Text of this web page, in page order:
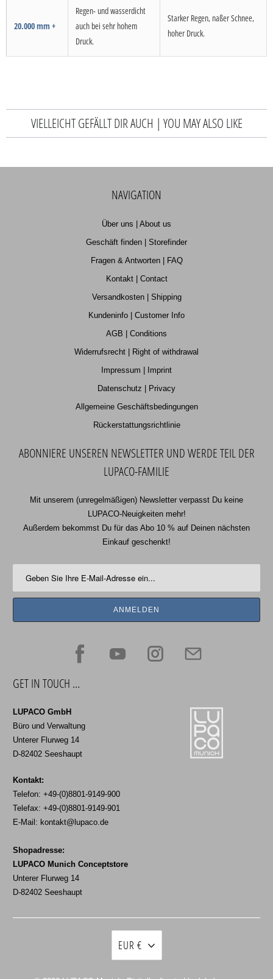
20.000 mm +
Regen- und wasserdicht
auch bei sehr hohem
Druck.
Starker Regen, naßer Schnee,
hoher Druck.
VIELLEICHT GEFÄLLT DIR AUCH | YOU MAY ALSO LIKE
NAVIGATION
Über uns | About us
Geschäft finden | Storefinder
Fragen & Antworten | FAQ
Kontakt | Contact
Versandkosten | Shipping
Kundeninfo | Customer Info
AGB | Conditions
Widerrufsrecht | Right of withdrawal
Impressum | Imprint
Datenschutz | Privacy
Allgemeine Geschäftsbedingungen
Rückerstattungsrichtlinie
ABONNIERE UNSEREN NEWSLETTER UND WERDE TEIL DER
LUPACO-FAMILIE
Mit unserem (unregelmäßigen) Newsletter verpasst Du keine
LUPACO-Neuigkeiten mehr!
Außerdem bekommst Du für das Abo 10 % auf Deinen nächsten
Einkauf geschenkt!
GET IN TOUCH …
LUPACO GmbH
Büro und Verwaltung
Unterer Flurweg 14
D-82402 Seeshaupt
Kontakt:
Telefon: +49-(0)8801-9149-900
Telefax: +49-(0)8801-9149-901
E-Mail: kontakt@lupaco.de
Shopadresse:
LUPACO Munich Conceptstore
Unterer Flurweg 14
D-82402 Seeshaupt
EUR €